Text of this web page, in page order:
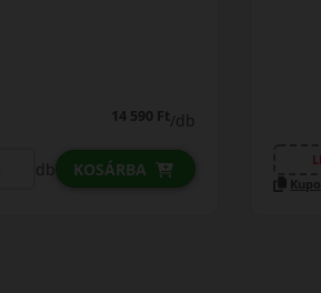
15 590 Ft /db
db KOSÁRBA